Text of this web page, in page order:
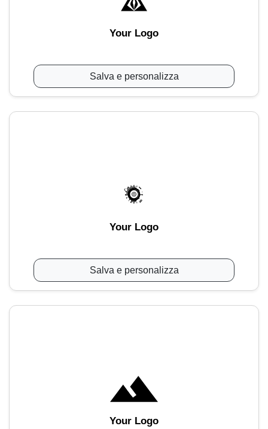
Your Logo
Salva e personalizza
Your Logo
Salva e personalizza
Your Logo